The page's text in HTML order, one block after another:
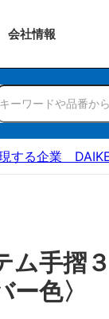
会社情報
現する企業
手摺
色〉